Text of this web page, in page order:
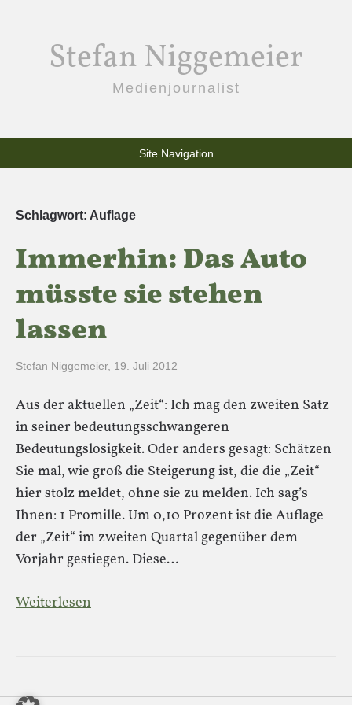
Stefan Niggemeier
Medienjournalist
Site Navigation
Schlagwort: Auflage
Immerhin: Das Auto
müsste sie stehen
lassen
Stefan Niggemeier, 19. Juli 2012
Aus der aktuellen „Zeit“: Ich mag den zweiten Satz
in seiner bedeutungsschwangeren
Bedeutungslosigkeit. Oder anders gesagt: Schätzen
Sie mal, wie groß die Steigerung ist, die die „Zeit“
hier stolz meldet, ohne sie zu melden. Ich sag’s
Ihnen: 1 Promille. Um 0,10 Prozent ist die Auflage
der „Zeit“ im zweiten Quartal gegenüber dem
Vorjahr gestiegen. Diese…
Weiterlesen